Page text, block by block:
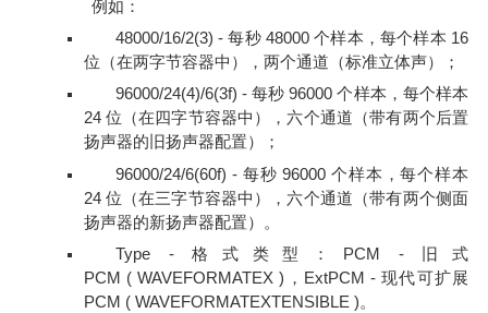
例如：
48000/16/2(3) - 每秒 48000 个样本，每个样本 16
位（在两字节容器中），两个通道（标准立体声）；
96000/24(4)/6(3f) - 每秒 96000 个样本，每个样本
24 位（在四字节容器中），六个通道（带有两个后置
扬声器的旧扬声器配置）；
96000/24/6(60f) - 每秒 96000 个样本，每个样本
24 位（在三字节容器中），六个通道（带有两个侧面
扬声器的新扬声器配置）。
Type - 格式类型：PCM - 旧式
PCM ( WAVEFORMATEX )，ExtPCM - 现代可扩展
PCM ( WAVEFORMATEXTENSIBLE )。